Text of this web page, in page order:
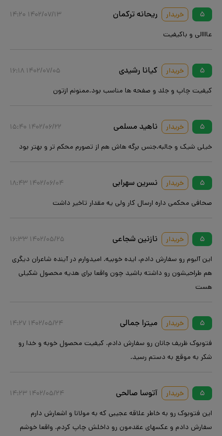
۵ خریدار ریحانه ترکمان
۱۴۰۲/۰۷/۱۳ ۱۴:۲۰
عاااالی و باکیفیت
۵ خریدار کیانا رشیدی
۱۴۰۲/۰۷/۰۵ ۱۶:۱۸
کیفیت چاپ و جلد و صفحه ها مناسب بود.ممنونم ازتون
۵ خریدار ناهید مسلمی
۱۴۰۲/۰۶/۲۲ ۱۵:۴۰
خیلی شیک و جالبه.جنس برگه هاش هم از تصورم محکم تر و بهتر بود
۵ خریدار نسرین سهرابی
۱۴۰۲/۰۶/۰۴ ۱۸:۴۳
صحافی محکمی داره ارسال کار ولی یه مقدار تاخیر داشت
۵ خریدار نازنین شجاعی
۱۴۰۲/۰۵/۲۵ ۱۶:۳۳
این آلبوم رو سفارش دادم، ایده خوبیه. امیدوارم در آینده شاعران دیگری
هم طراحیشون رو داشته باشید چون واقعا برای هدیه محصول شکیلی
هست
۵ خریدار میترا جمالی
۱۴۰۲/۰۵/۲۴ ۱۴:۲۷
فتوبوک ظریف جانان رو سفارش دادم. کیفیت محصول خوبه و خدا رو
شکر به موقع به دستم رسید.
۵ خریدار آتوسا صالحی
۱۴۰۲/۰۵/۲۴ ۱۴:۲۳
این فتوبوک رو به خاطر علاقه عجیبی که به مولانا و اشعارش دارم
سفارش دادم و عکسهای عقدمون رو داخلش چاپ کردم. واقعا خوشم